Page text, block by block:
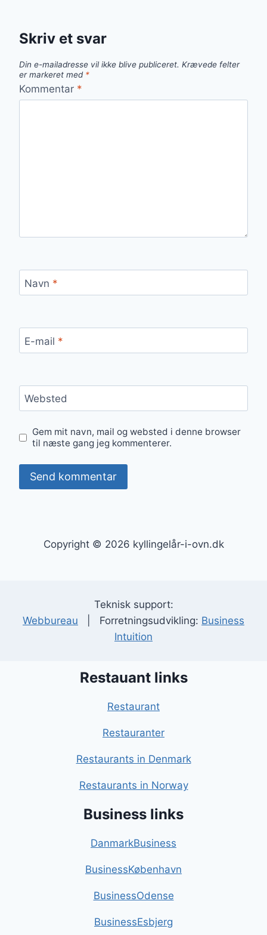
Skriv et svar
Din e-mailadresse vil ikke blive publiceret. Krævede felter
er markeret med *
Kommentar *
Navn *
E-mail *
Websted
Gem mit navn, mail og websted i denne browser
til næste gang jeg kommenterer.
Copyright © 2026 kyllingelår-i-ovn.dk
Teknisk support:
Webbureau | Forretningsudvikling: Business
Intuition
Restauant links
Restaurant
Restauranter
Restaurants in Denmark
Restaurants in Norway
Business links
DanmarkBusiness
BusinessKøbenhavn
BusinessOdense
BusinessEsbjerg